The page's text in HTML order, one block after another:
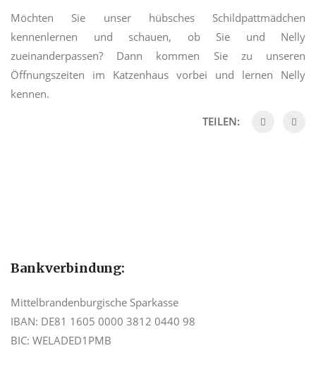
Möchten Sie unser hübsches Schildpattmädchen
kennenlernen und schauen, ob Sie und Nelly
zueinanderpassen? Dann kommen Sie zu unseren
Öffnungszeiten im Katzenhaus vorbei und lernen Nelly
kennen.
TEILEN:
Bankverbindung:
Mittelbrandenburgische Sparkasse
IBAN: DE81 1605 0000 3812 0440 98
BIC: WELADED1PMB